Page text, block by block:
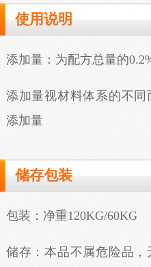
使用说明
添加量：为配方总量的
添加量视材料体系的不
添加量
储存包装
包装：净重120KG/60KG
储存：本品不属危险品